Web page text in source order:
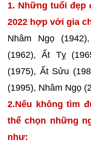
1. Những tuổi đẹp
2022 hợp với gia
Nhâm Ngọ
(1962), Ất Tỵ
(1975), Ất Sửu
(1995), Nhâm Ngọ
2.Nếu không tìm
thể chọn những
như: